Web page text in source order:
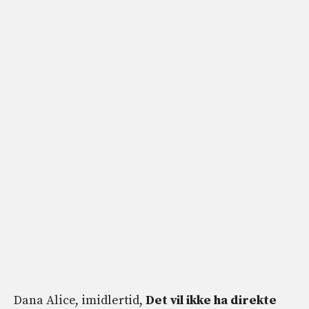
Dana Alice, imidlertid, Det vil ikke ha direkte